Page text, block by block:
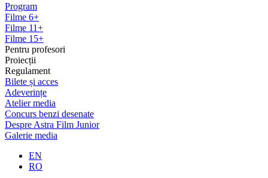
Program
Filme 6+
Filme 11+
Filme 15+
Pentru profesori
Proiecții
Regulament
Bilete și acces
Adeverințe
Atelier media
Concurs benzi desenate
Despre Astra Film Junior
Galerie media
EN
RO